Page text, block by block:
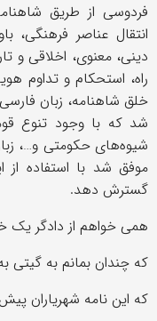
فردوسی از طریق
انتقال عناصر فرهنگی،
دینی، معنوی، اخلاقی و
راه، استحکام و تداوم
خلق شاهنامه، زبان
شد که با وجود تنوع
شیوه‌های حکومتی و…،
موفق شد با استفاده از
گسترش دهد.
همی خواهم از دادگر یک
که چندان بمانم به گیتی
که این نامه شهریاران پیش